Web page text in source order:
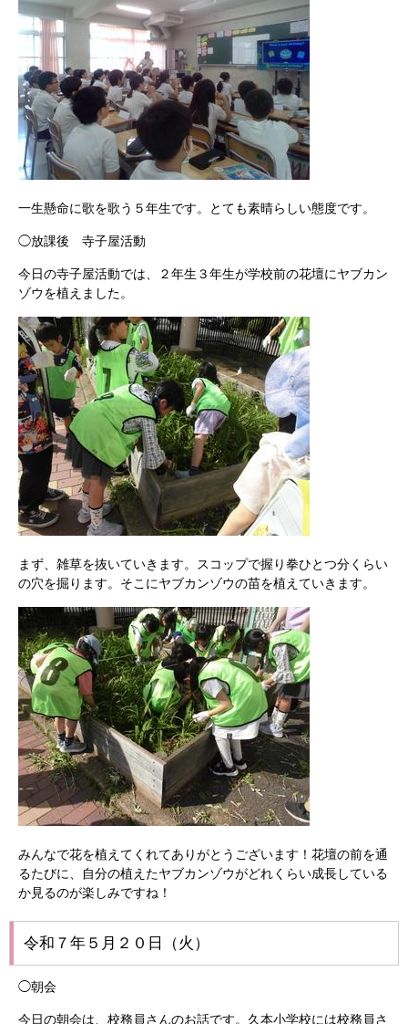
一生懸命に歌を歌う５年生です。とても素晴らしい態度です。
◯放課後 寺子屋活動
今日の寺子屋活動では、２年生３年生が学校前の花壇にヤブカン
ゾウを植えました。
まず、雑草を抜いていきます。スコップで握り拳ひとつ分くらい
の穴を掘ります。そこにヤブカンゾウの苗を植えていきます。
みんなで花を植えてくれてありがとうございます！花壇の前を通
るたびに、自分の植えたヤブカンゾウがどれくらい成長している
か見るのが楽しみですね！
令和７年５月２０日（火）
◯朝会
今日の朝会は、校務員さんのお話です。久本小学校には校務員さ